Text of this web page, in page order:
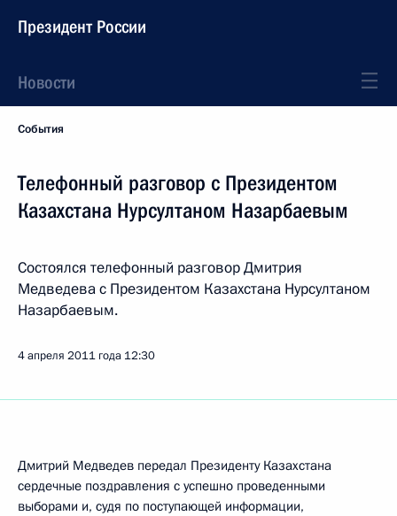
Президент России
Новости
События
Телефонный разговор с Президентом
Казахстана Нурсултаном Назарбаевым
Состоялся телефонный разговор Дмитрия
Медведева с Президентом Казахстана Нурсултаном
Назарбаевым.
4 апреля 2011 года 12:30
Дмитрий Медведев передал Президенту Казахстана
сердечные поздравления с успешно проведенными
выборами и, судя по поступающей информации,